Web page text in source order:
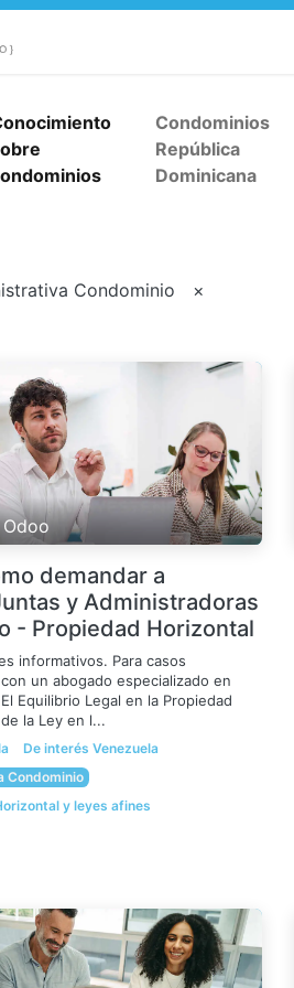
Condominios
República
Dominicana
Condominio ×
demandar a
y Administradoras
- Propiedad Horizontal
informativos. Para casos
un abogado especializado en
Equilibrio Legal en la Propiedad
la Ley en l...
De interés Venezuela
Condominio
y leyes afines